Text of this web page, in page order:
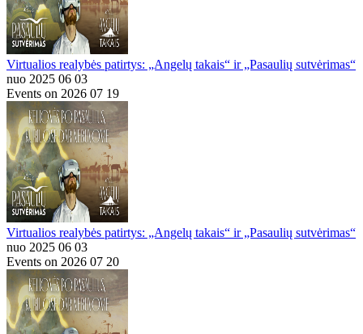
Virtualios realybės patirtys: „Angelų takais“ ir „Pasaulių sutvėrimas“
nuo 2025 06 03
Events on 2026 07 19
Virtualios realybės patirtys: „Angelų takais“ ir „Pasaulių sutvėrimas“
nuo 2025 06 03
Events on 2026 07 20